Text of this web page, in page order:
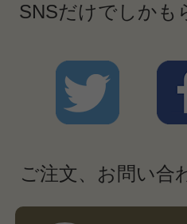
SNSだけでしかも
ご注文、お問い合